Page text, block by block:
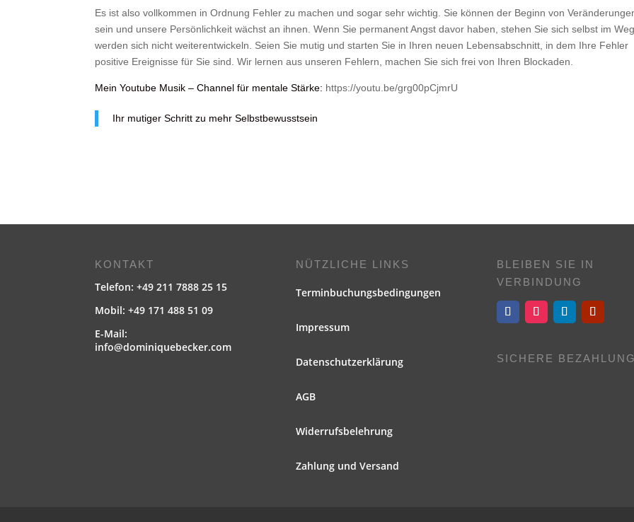
Es ist also vollkommen in Ordnung Fehler zu machen und sogar sehr wichtig. Sie können der Beginn von
sein und unsere Persönlichkeit wächst an ihnen. Wenn Sie permanent Angst davor haben, stehen Sie sich selbst im
werden sich nicht weiterentwickeln. Seien Sie mutig und starten Sie in Ihren neuen Lebensabschnitt, in dem Ihre Fehler
positive Ereignisse für Sie sind. Wir lernen aus unseren Fehlern, machen Sie sich frei von Ihren Blockaden.
Mein Youtube Musik – Channel für mentale Stärke: https://youtu.be/grg00pCjmrU
Ihr mutiger Schritt zu mehr Selbstbewusstsein
KONTAKT
Telefon: +49 211 7888 25 15
Mobil: +49 171 488 51 09
E-Mail:
info@dominiquebecker.com
NÜTZLICHE LINKS
Terminbuchungsbedingungen
Impressum
Datenschutzerklärung
AGB
Widerrufsbelehrung
Zahlung und Versand
BLEIBEN SIE IN
VERBINDUNG
SICHERE BEZAHLUNG